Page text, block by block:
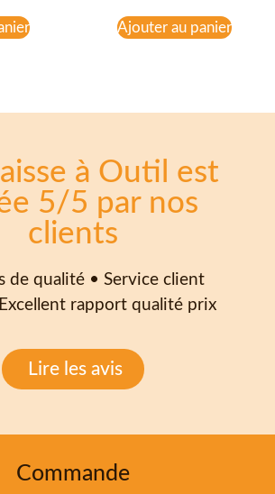
Ajouter au panier
à Outil est
5/5 par nos
clients
de qualité • Service client
rapport qualité prix
Lire les avis
Commande